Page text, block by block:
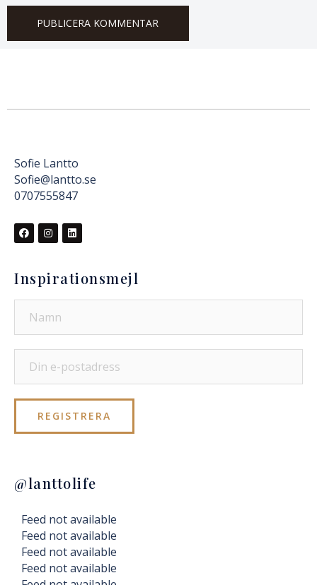
Sofie Lantto
Sofie@lantto.se
0707555847
Inspirationsmejl
@lanttolife
Feed not available
Feed not available
Feed not available
Feed not available